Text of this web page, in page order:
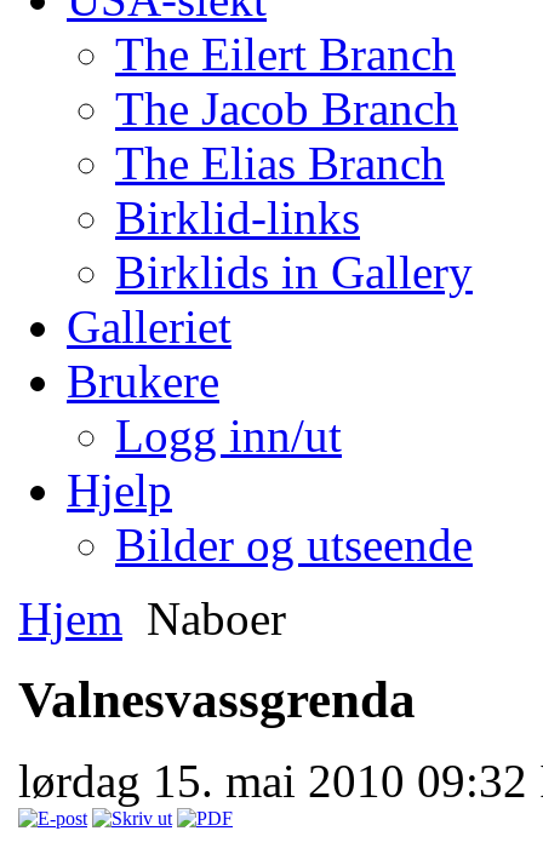
The Eilert Branch
The Jacob Branch
The Elias Branch
Birklid-links
Birklids in Gallery
Galleriet
Brukere
Logg inn/ut
Hjelp
Bilder og utseende
Hjem Naboer
Valnesvassgrenda
lørdag 15. mai 2010 09:32